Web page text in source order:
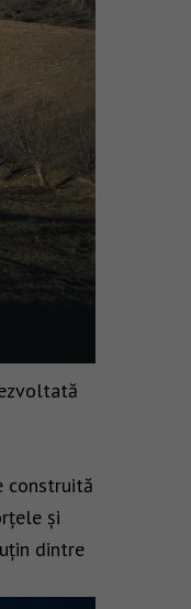
construită
și
dintre